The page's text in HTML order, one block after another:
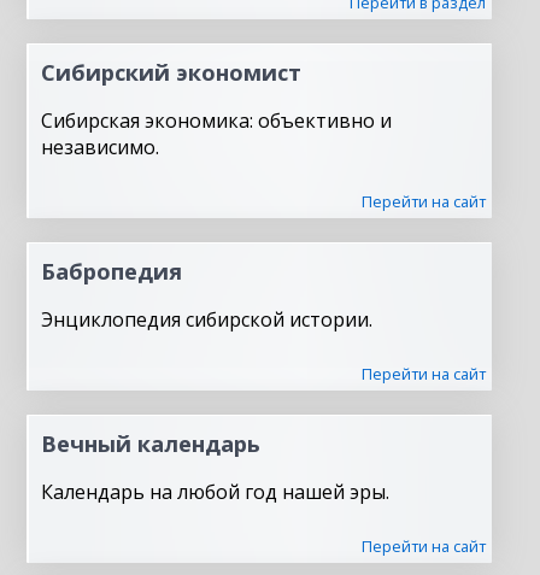
Сибирский экономист
Сибирская экономика: объективно и
независимо.
Перейти на сайт
Бабропедия
Энциклопедия сибирской истории.
Перейти на сайт
Вечный календарь
Календарь на любой год нашей эры.
Перейти на сайт